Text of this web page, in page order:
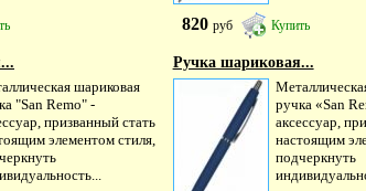
820 руб Купить
шариковая
"San Remo" -
призванный стать
элементом стиля,
Ручка шариковая...
ручка «San
аксессуар,
настоящим
подчеркнуть